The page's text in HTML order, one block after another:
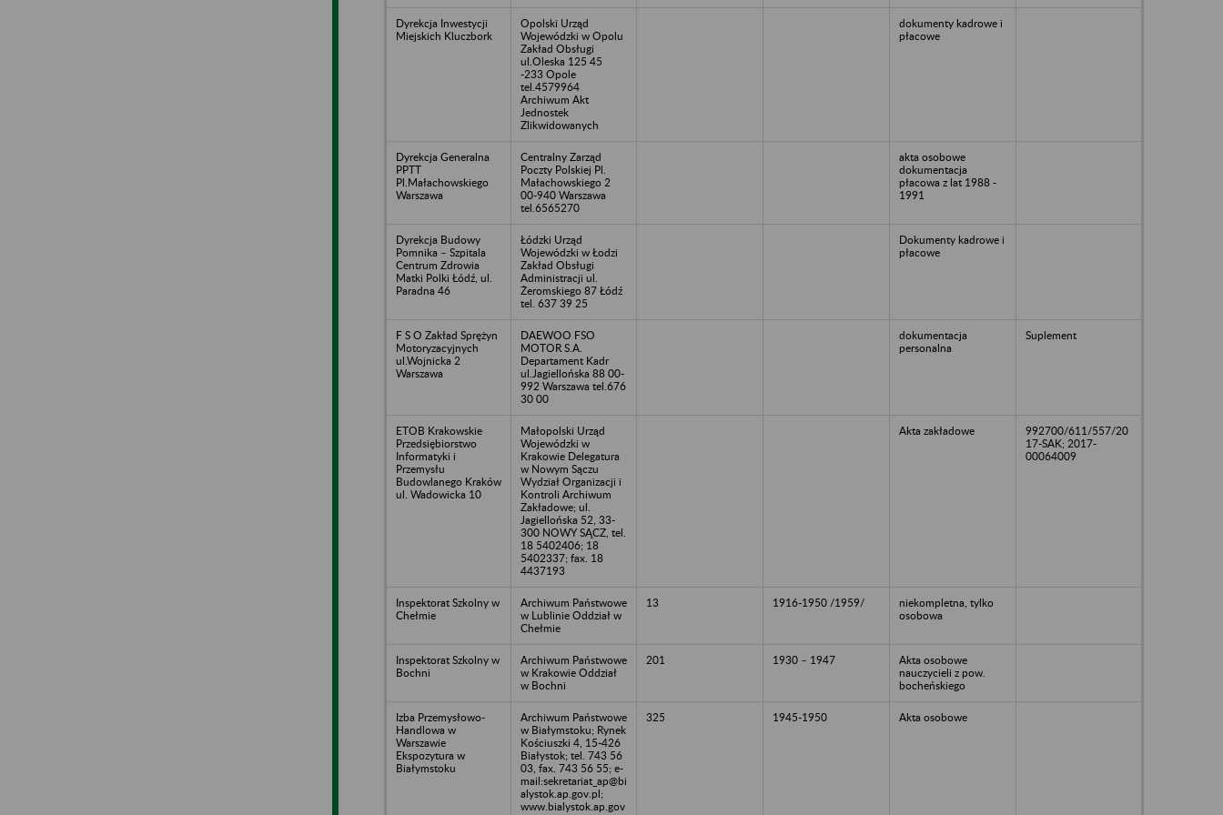
Dyrekcja Inwestycji
Miejskich Kluczbork
Opolski Urząd
Wojewódzki w Opolu
Zakład Obsługi
ul.Oleska 125 45
-233 Opole
tel.4579964
Archiwum Akt
Jednostek
Zlikwidowanych
dokumenty kadrowe i
płacowe
Dyrekcja Generalna
PPTT
Pl.Małachowskiego
Warszawa
Centralny Zarząd
Poczty Polskiej Pl.
Małachowskiego 2
00-940 Warszawa
tel.6565270
akta osobowe
dokumentacja
płacowa z lat 1988 -
1991
Dyrekcja Budowy
Pomnika – Szpitala
Centrum Zdrowia
Matki Polki Łódź, ul.
Paradna 46
Łódzki Urząd
Wojewódzki w Łodzi
Zakład Obsługi
Administracji ul.
Żeromskiego 87 Łódź
tel. 637 39 25
Dokumenty kadrowe i
płacowe
F S O Zakład Sprężyn
Motoryzacyjnych
ul.Wojnicka 2
Warszawa
DAEWOO FSO
MOTOR S.A.
Departament Kadr
ul.Jagiellońska 88 00-
992 Warszawa tel.676
30 00
dokumentacja
personalna
Suplement
ETOB Krakowskie
Przedsiębiorstwo
Informatyki i
Przemysłu
Budowlanego Kraków
ul. Wadowicka 10
Małopolski Urząd
Wojewódzki w
Krakowie Delegatura
w Nowym Sączu
Wydział Organizacji i
Kontroli Archiwum
Zakładowe; ul.
Jagiellońska 52, 33-
300 NOWY SĄCZ, tel.
18 5402406; 18
5402337; fax. 18
4437193
Akta zakładowe
992700/611/557/20
17-SAK; 2017-
00064009
Inspektorat Szkolny w
Chełmie
Archiwum Państwowe
w Lublinie Oddział w
Chełmie
13 1916-1950 /1959/
niekompletna, tylko
osobowa
Inspektorat Szkolny w
Bochni
Archiwum Państwowe
w Krakowie Oddział
w Bochni
201 1930 – 1947
Akta osobowe
nauczycieli z pow.
bocheńskiego
Izba Przemysłowo-
Handlowa w
Warszawie
Ekspozytura w
Białymstoku
Archiwum Państwowe
w Białymstoku; Rynek
Kościuszki 4, 15-426
Białystok; tel. 743 56
03, fax. 743 56 55; e-
mail:sekretariat_ap@bi
alystok.ap.gov.pl;
www.bialystok.ap.gov
325 1945-1950 Akta osobowe